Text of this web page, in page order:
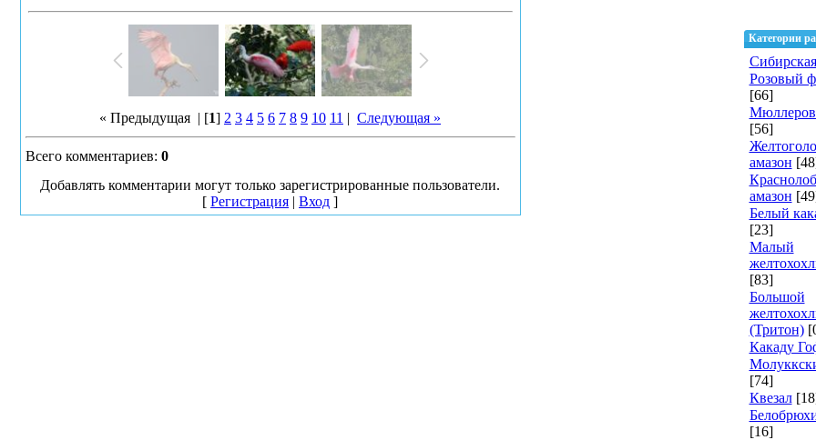
« Предыдущая | [1] 2 3 4 5 6 7 8 9 10 11 | Следующая »
Всего комментариев: 0
Добавлять комментарии могут только зарегистрированные пользователи.
[ Регистрация | Вход ]
Категории
Розовый
[66]
Мюллеров
[56]
амазон
амазон
Белый
[23]
Малый
[83]
Большой
(Тритон)
Какаду
[74]
Квезал
[16]